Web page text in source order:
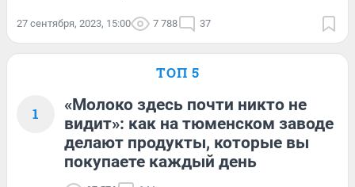
27 сентября, 2023, 15:00 7 788 37
ТОП 5
1
«Молоко здесь почти никто не
видит»: как на тюменском заводе
делают продукты, которые вы
покупаете каждый день